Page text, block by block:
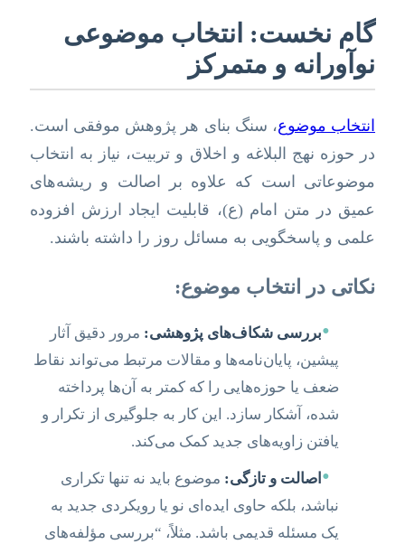
گام نخست: انتخاب موضوعی
نوآورانه و متمرکز
انتخاب موضوع، سنگ بنای هر پژوهش موفقی است.
در حوزه نهج البلاغه و اخلاق و تربیت، نیاز به انتخاب
موضوعاتی است که علاوه بر اصالت و ریشه‌های
عمیق در متن امام (ع)، قابلیت ایجاد ارزش افزوده
علمی و پاسخگویی به مسائل روز را داشته باشند.
نکاتی در انتخاب موضوع:
•بررسی شکاف‌های پژوهشی: مرور دقیق آثار
پیشین، پایان‌نامه‌ها و مقالات مرتبط می‌تواند نقاط
ضعف یا حوزه‌هایی را که کمتر به آن‌ها پرداخته
شده، آشکار سازد. این کار به جلوگیری از تکرار و
یافتن زاویه‌های جدید کمک می‌کند.
• اصالت و تازگی: موضوع باید نه تنها تکراری
نباشد، بلکه حاوی ایده‌ای نو یا رویکردی جدید به
یک مسئله قدیمی باشد. مثلاً، “بررسی مؤلفه‌های